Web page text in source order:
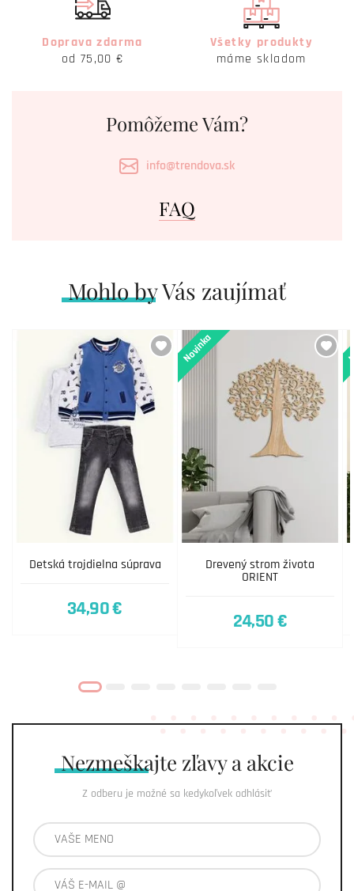
Doprava zdarma
od 75,00 €
Všetky produkty
máme skladom
Pomôžeme Vám?
info@trendova.sk
FAQ
Mohlo by Vás zaujímať
Detská trojdielna súprava
34,90 €
Drevený strom života
ORIENT
Novinka
24,50 €
Nezmeškajte zľavy a akcie
Z odberu je možné sa kedykoľvek odhlásiť